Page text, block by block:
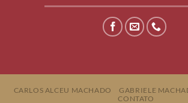
CARLOS ALCEU MACHADO GABRIELE
CONTATO